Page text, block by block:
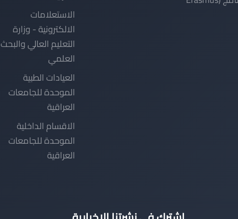
الاستعلامات
الالكترونية - وزارة
التعليم العالي والبحث
العلمي
العيادات الطبية
الموحدة للجامعات
العراقية
الاقسام الداخلية
الموحدة للجامعات
العراقية